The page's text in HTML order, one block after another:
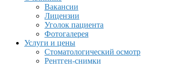
Вакансии
Лицензии
Уголок пациента
Фотогалерея
Услуги и цены
Стоматологический осмотр
Рентген-снимки